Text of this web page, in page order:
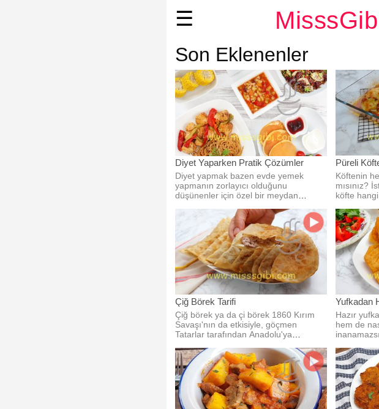
☰
Son Eklenenler
Diyet Yaparken Pratik Çözümler
Diyet yapmak bazen evde yemek
yapmanın zorlayıcı olduğunu
düşünenler için özel bir meydan
Püreli
Köftenin
mısınız?
köfte
Çiğ Börek Tarifi
Çiğ börek ya da çi börek 1860 Kırım
Savaşı'nın da etkisiyle, göçmen
Tatarlar tarafından Anadolu'ya
Yufkadan
Hazır
hem de